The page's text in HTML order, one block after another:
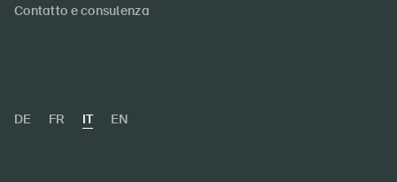
Contatto e consulenza
DE FR IT EN